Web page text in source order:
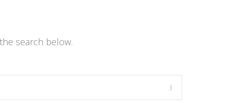
search below.